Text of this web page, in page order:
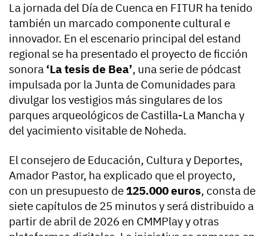
La jornada del Día de Cuenca en FITUR ha tenido
también un marcado componente cultural e
innovador. En el escenario principal del estand
regional se ha presentado el proyecto de ficción
sonora ‘La tesis de Bea’, una serie de pódcast
impulsada por la Junta de Comunidades para
divulgar los vestigios más singulares de los
parques arqueológicos de Castilla-La Mancha y
del yacimiento visitable de Noheda.
El consejero de Educación, Cultura y Deportes,
Amador Pastor, ha explicado que el proyecto,
con un presupuesto de 125.000 euros, consta de
siete capítulos de 25 minutos y será distribuido a
partir de abril de 2026 en CMMPlay y otras